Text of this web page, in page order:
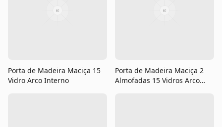
Porta de Madeira Maciça 15
Vidro Arco Interno
Porta de Madeira Maciça 2
Almofadas 15 Vidros Arco